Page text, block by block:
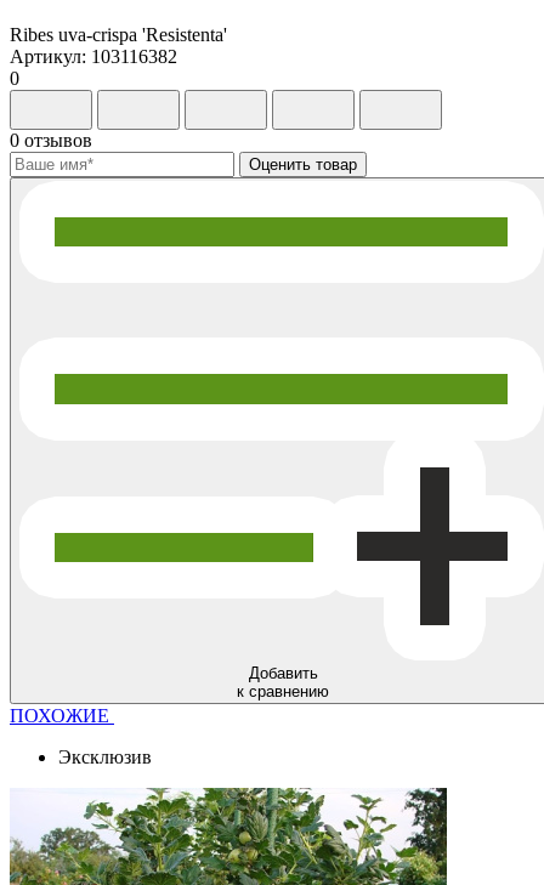
Ribes uva-crispa 'Resistenta'
Артикул: 103116382
0
0 отзывов
Добавить
к сравнению
ПОХОЖИЕ
Эксклюзив